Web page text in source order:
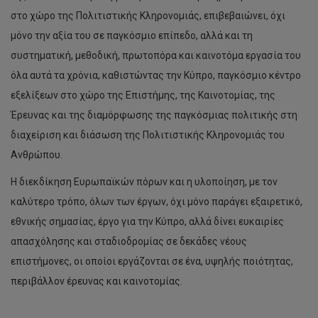
στο χώρο της Πολιτιστικής Κληρονομιάς, επιβεβαιώνει, όχι
μόνο την αξία του σε παγκόσμιο επίπεδο, αλλά και τη
συστηματική, μεθοδική, πρωτοπόρα και καινοτόμα εργασία του
όλα αυτά τα χρόνια, καθιστώντας την Κύπρο, παγκόσμιο κέντρο
εξελίξεων στο χώρο της Επιστήμης, της Καινοτομίας, της
Έρευνας και της διαμόρφωσης της παγκόσμιας πολιτικής στη
διαχείριση και διάσωση της Πολιτιστικής Κληρονομιάς του
Ανθρώπου.
Η διεκδίκηση Ευρωπαϊκών πόρων και η υλοποίηση, με τον
καλύτερο τρόπο, όλων των έργων, όχι μόνο παράγει εξαιρετικό,
εθνικής σημασίας, έργο για την Κύπρο, αλλά δίνει ευκαιρίες
απασχόλησης και σταδιοδρομίας σε δεκάδες νέους
επιστήμονες, οι οποίοι εργάζονται σε ένα, υψηλής ποιότητας,
περιβάλλον έρευνας και καινοτομίας.